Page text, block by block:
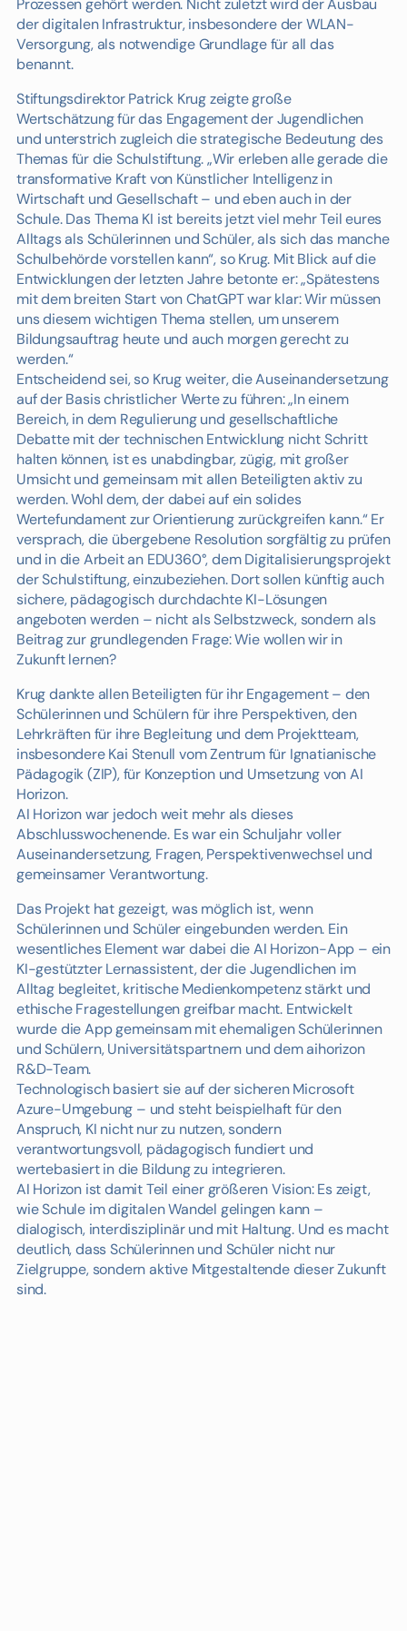
der digitalen Infrastruktur, insbesondere der WLAN-
Versorgung, als notwendige Grundlage für all das
benannt.
Stiftungsdirektor Patrick Krug zeigte große
Wertschätzung für das Engagement der Jugendlichen
und unterstrich zugleich die strategische Bedeutung des
Themas für die Schulstiftung. „Wir erleben alle gerade die
transformative Kraft von Künstlicher Intelligenz in
Wirtschaft und Gesellschaft – und eben auch in der
Schule. Das Thema KI ist bereits jetzt viel mehr Teil eures
Alltags als Schülerinnen und Schüler, als sich das manche
Schulbehörde vorstellen kann“, so Krug. Mit Blick auf die
Entwicklungen der letzten Jahre betonte er: „Spätestens
mit dem breiten Start von ChatGPT war klar: Wir müssen
uns diesem wichtigen Thema stellen, um unserem
Bildungsauftrag heute und auch morgen gerecht zu
werden.“
Entscheidend sei, so Krug weiter, die Auseinandersetzung
auf der Basis christlicher Werte zu führen: „In einem
Bereich, in dem Regulierung und gesellschaftliche
Debatte mit der technischen Entwicklung nicht Schritt
halten können, ist es unabdingbar, zügig, mit großer
Umsicht und gemeinsam mit allen Beteiligten aktiv zu
werden. Wohl dem, der dabei auf ein solides
Wertefundament zur Orientierung zurückgreifen kann.“ Er
versprach, die übergebene Resolution sorgfältig zu prüfen
und in die Arbeit an EDU360°, dem Digitalisierungsprojekt
der Schulstiftung, einzubeziehen. Dort sollen künftig auch
sichere, pädagogisch durchdachte KI-Lösungen
angeboten werden – nicht als Selbstzweck, sondern als
Beitrag zur grundlegenden Frage: Wie wollen wir in
Zukunft lernen?
Krug dankte allen Beteiligten für ihr Engagement – den
Schülerinnen und Schülern für ihre Perspektiven, den
Lehrkräften für ihre Begleitung und dem Projektteam,
insbesondere Kai Stenull vom Zentrum für Ignatianische
Pädagogik (ZIP), für Konzeption und Umsetzung von AI
Horizon.
AI Horizon war jedoch weit mehr als dieses
Abschlusswochenende. Es war ein Schuljahr voller
Auseinandersetzung, Fragen, Perspektivenwechsel und
gemeinsamer Verantwortung.
Das Projekt hat gezeigt, was möglich ist, wenn
Schülerinnen und Schüler eingebunden werden. Ein
wesentliches Element war dabei die AI Horizon-App – ein
KI-gestützter Lernassistent, der die Jugendlichen im
Alltag begleitet, kritische Medienkompetenz stärkt und
ethische Fragestellungen greifbar macht. Entwickelt
wurde die App gemeinsam mit ehemaligen Schülerinnen
und Schülern, Universitätspartnern und dem aihorizon
R&D-Team.
Technologisch basiert sie auf der sicheren Microsoft
Azure-Umgebung – und steht beispielhaft für den
Anspruch, KI nicht nur zu nutzen, sondern
verantwortungsvoll, pädagogisch fundiert und
wertebasiert in die Bildung zu integrieren.
AI Horizon ist damit Teil einer größeren Vision: Es zeigt,
wie Schule im digitalen Wandel gelingen kann –
dialogisch, interdisziplinär und mit Haltung. Und es macht
deutlich, dass Schülerinnen und Schüler nicht nur
Zielgruppe, sondern aktive Mitgestaltende dieser Zukunft
sind.